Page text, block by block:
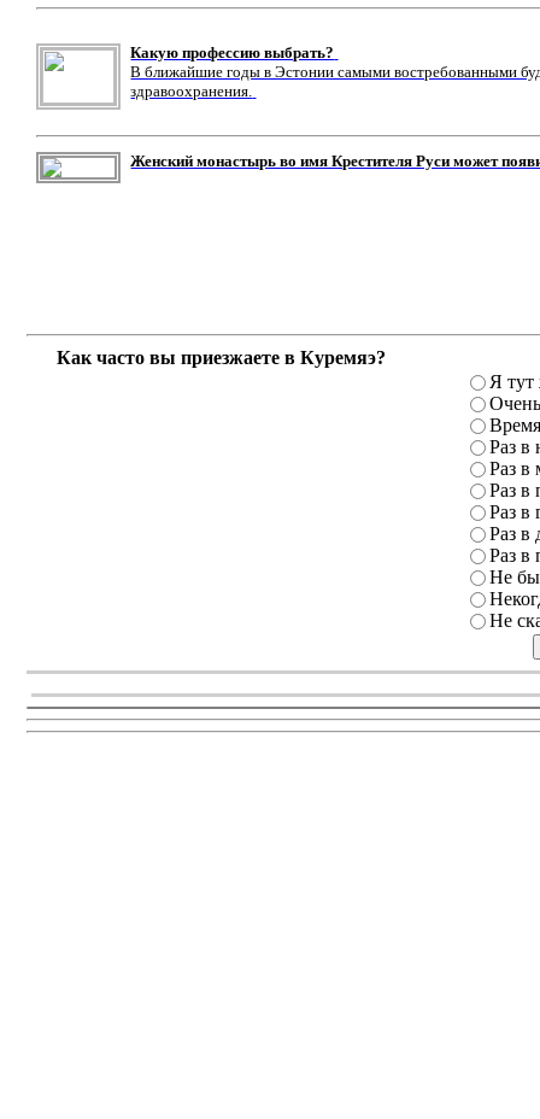
Какую профессию выбрать?
В ближайшие годы в Эстонии самыми востребованными
здравоохранения.
Женский монастырь во имя Крестителя Руси может
Как часто вы приезжаете в Куремяэ?
Я тут
Раз в
Раз в
Раз в
Раз в
Раз в
Раз в
Не
Не